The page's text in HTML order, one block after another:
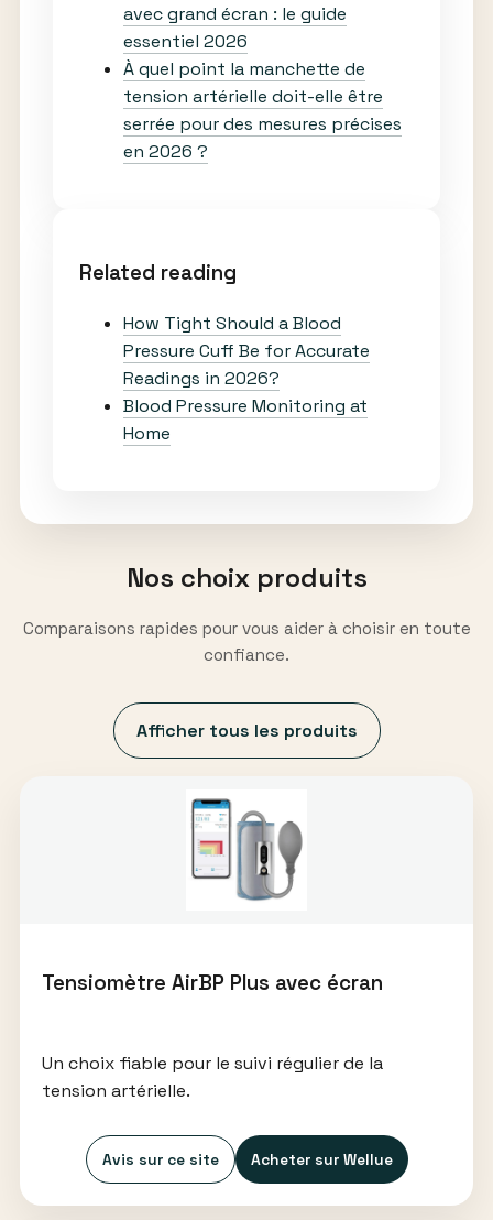
avec grand écran : le guide
essentiel 2026
À quel point la manchette de
tension artérielle doit-elle être
serrée pour des mesures précises
en 2026 ?
Related reading
How Tight Should a Blood
Pressure Cuff Be for Accurate
Readings in 2026?
Blood Pressure Monitoring at
Home
Nos choix produits
Comparaisons rapides pour vous aider à choisir en toute
confiance.
Afficher tous les produits
Tensiomètre AirBP Plus avec écran
Un choix fiable pour le suivi régulier de la
tension artérielle.
Avis sur ce site Acheter sur Wellue